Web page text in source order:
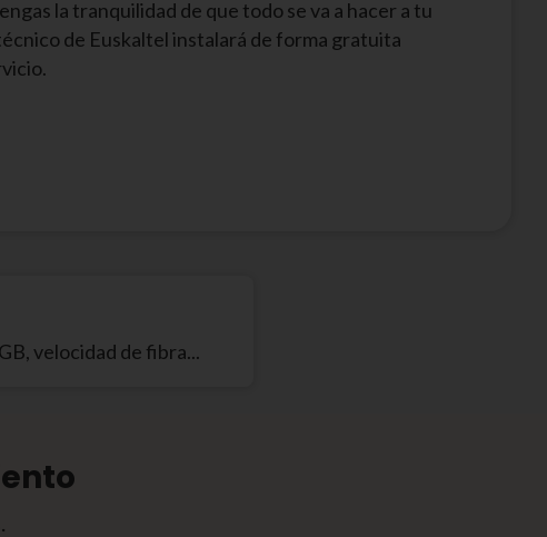
la tranquilidad de que todo se va a hacer a tu
de Euskaltel instalará de forma gratuita
velocidad de fibra...